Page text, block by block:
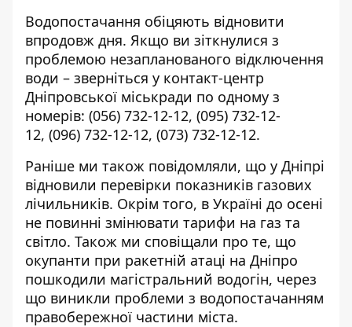
Водопостачання обіцяють відновити
впродовж дня. Якщо ви зіткнулися з
проблемою незапланованого відключення
води – зверніться у контакт-центр
Дніпровської міськради по одному з
номерів: (056) 732-12-12, (095) 732-12-
12, (096) 732-12-12, (073) 732-12-12.
Раніше ми також повідомляли, що у Дніпрі
відновили перевірки показників газових
лічильників. Окрім того, в Україні до осені
не повинні змінювати тарифи на газ та
світло. Також ми сповіщали про те, що
окупанти при ракетній атаці на Дніпро
пошкодили магістральний водогін, через
що виникли проблеми з водопостачанням
правобережної частини міста.